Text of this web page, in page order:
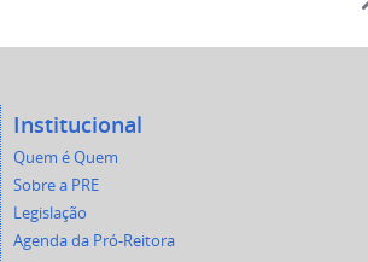
Institucional
Quem é Quem
Sobre a PRE
Legislação
Agenda da Pró-Reitora